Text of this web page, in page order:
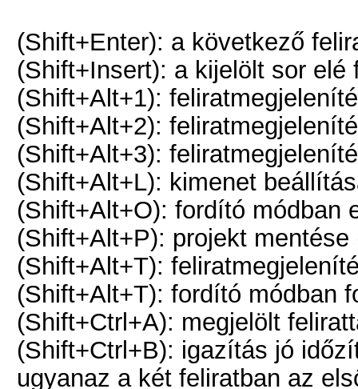
(Shift+Enter): a következő
(Shift+Insert): a kijelölt sor elé
(Shift+Alt+1):
(Shift+Alt+2):
(Shift+Alt+3):
(Shift+Alt+L): kimenet
(Shift+Alt+O): fordító módban
(Shift+Alt+P): projekt
(Shift+Alt+T):
(Shift+Alt+T): fordító módban
(Shift+Ctrl+A): megjelölt
(Shift+Ctrl+B): igazítás jó
ugyanaz a két feliratban az